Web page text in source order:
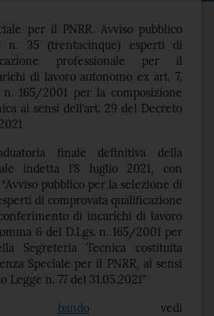
per il PNRR. Avviso pubblico
35 (trentacinque) esperti di
professionale per il
di lavoro autonomo ex art. 7,
165/2001 per la composizione
ai sensi dell’art. 29 del Decreto
finale definitiva della
indetta l’8 luglio 2021, con
pubblico per la selezione di
di comprovata qualificazione
di incarichi di lavoro
6 del D.Lgs. n. 165/2001 per
Segreteria Tecnica costituita
Speciale per il PNRR, ai sensi
Legge n. 77 del 31.05.2021”
il bandovedi